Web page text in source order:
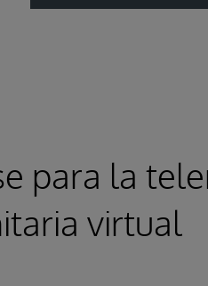
para la
virtual